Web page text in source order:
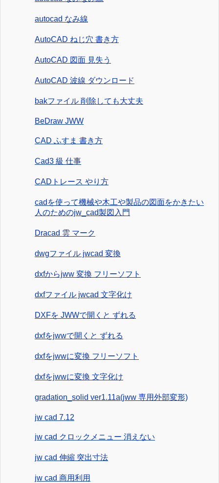
autocad なみ線
AutoCAD ねじ穴 書き方
AutoCAD 図面 見失う
AutoCAD 波線 ダウンロード
bakファイル 削除しても大丈夫
BeDraw JWW
CAD ふすま 書き方
Cad3 級 仕事
CADトレース やり方
cadを使って機械や木工や製品の図面をかきたい
人のためのjw_cad製図入門
Dracad 雲 マーク
dwgファイル jwcad 変換
dxfからjww 変換 フリーソフト
dxfファイル jwcad 文字化け
DXFを JWWで開くと ずれる
dxfをjwwで開くと ずれる
dxfをjwwに変換 フリーソフト
dxfをjwwに変換 文字化け
gradation_solid ver1.11a(jww 専用外部変形)
jw cad 7.12
jw cad クロックメニュー 消えない
jw cad 伸縮 突出寸法
jw cad 商用利用